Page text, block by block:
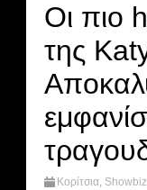
Οι πιο
της
Κορίτσια, Showbiz